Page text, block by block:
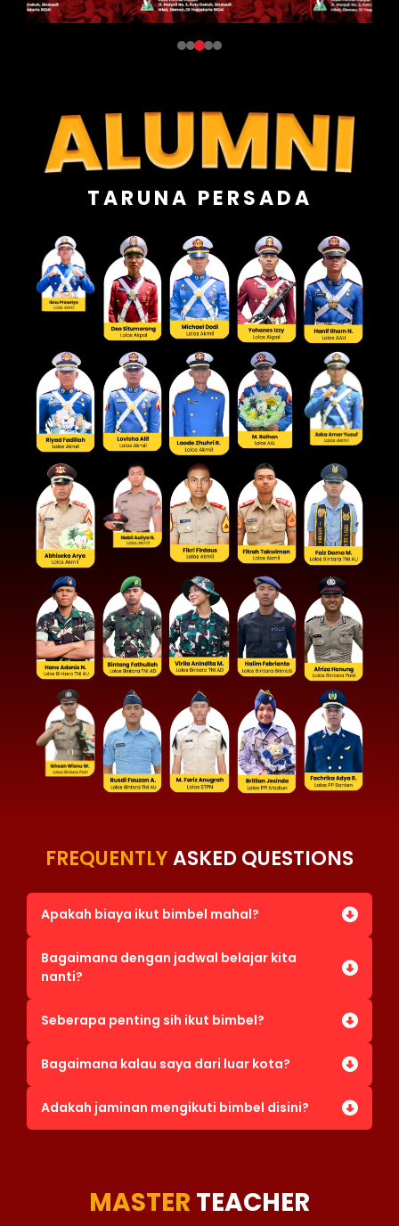
TARUNA PERSADA
FREQUENTLYASKED QUESTIONS
Apakah biaya ikut bimbel mahal?
Bagaimana dengan jadwal belajar kita
nanti?
Seberapa penting sih ikut bimbel?
Bagaimana kalau saya dari luar kota?
Adakah jaminan mengikuti bimbel disini?
MASTER TEACHER